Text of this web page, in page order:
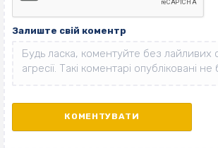
Залиште свій коментр